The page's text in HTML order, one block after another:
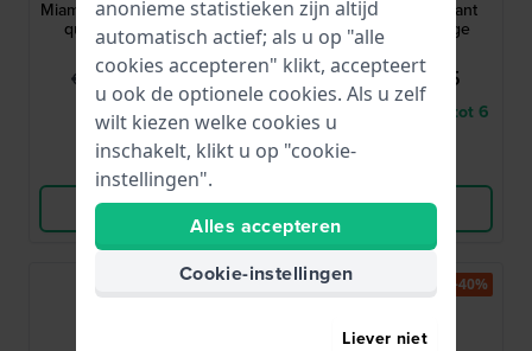
Miami 26.5 mm Bicolor rosé
quartz dameshorloge
€ 129,- € 74,95
● Op voorraad
Vergelijk
Bekijk Product
Miami 26.5 mm Vierkant
dames designhorloge
€ 119,- € 69,95
● Levering binnen 3 tot 6
Bekijk Product
-40% -40%
anonieme statistieken zijn altijd
automatisch actief; als u op "alle
cookies accepteren" klikt, accepteert
u ook de optionele cookies. Als u zelf
wilt kiezen welke cookies u
inschakelt, klikt u op "cookie-
instellingen".
Alles accepteren
Cookie-instellingen
Liever niet